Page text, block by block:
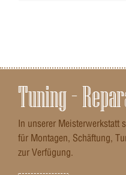
Tuning –
In unserer Meisterwerkstatt
für Montagen, Schäftung,
zur Verfügung.